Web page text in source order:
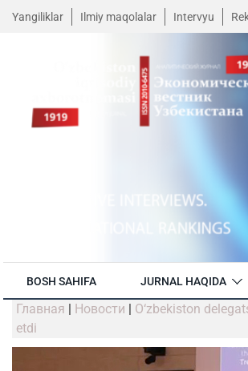
Yangiliklar Ilmiy maqolalar Intervyu
BOSH SAHIFA JURNAL HAQIDA
Главная | Новости | O‘zbekiston
etdi